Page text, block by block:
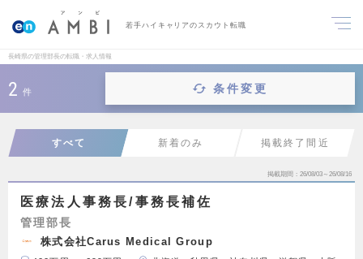
若手ハイキャリアのスカウト転職
長崎県の管理部長の転職・求人情報
2 件 条件変更
すべて 新着のみ 掲載終了間近
掲載期間 26/08/03～26/08/16
医療法人事務長/事務長補佐
管理部長
株式会社Carus Medical Group